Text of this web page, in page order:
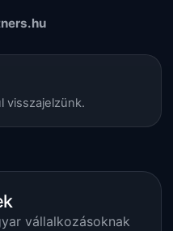
visszajelzünk.
vállalkozásoknak